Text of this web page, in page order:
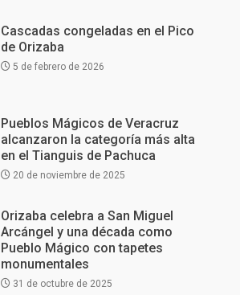
Cascadas congeladas en el Pico
de Orizaba
5 de febrero de 2026
Pueblos Mágicos de Veracruz
alcanzaron la categoría más alta
en el Tianguis de Pachuca
20 de noviembre de 2025
Orizaba celebra a San Miguel
Arcángel y una década como
Pueblo Mágico con tapetes
monumentales
31 de octubre de 2025